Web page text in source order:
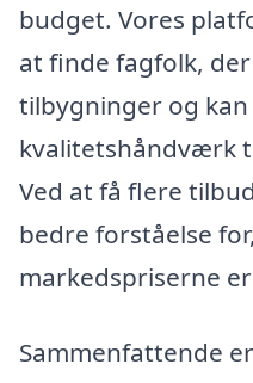
budget. Vores
at finde fagfolk,
tilbygninger og kan
kvalitetshåndværk
Ved at få flere
bedre forståelse
markedspriserne
Sammenfattende